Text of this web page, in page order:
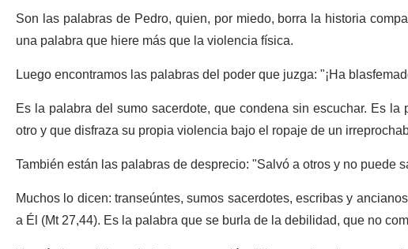
Son las palabras de Pedro, quien, por miedo, borra la historia
una palabra que hiere más que la violencia física.
Luego encontramos las palabras del poder que juzga: "¡Ha
Es la palabra del sumo sacerdote, que condena sin escuchar. Es
otro y que disfraza su propia violencia bajo el ropaje de un
También están las palabras de desprecio: "Salvó a otros y no puede
Muchos lo dicen: transeúntes, sumos sacerdotes, escribas y
a Él (Mt 27,44). Es la palabra que se burla de la debilidad, que no